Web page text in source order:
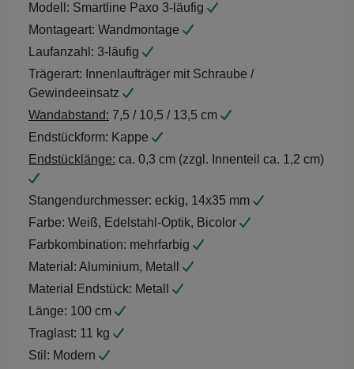
Modell: Smartline Paxo 3-läufig
Montageart: Wandmontage
Laufanzahl: 3-läufig
Trägerart: Innenlaufträger mit Schraube /
Gewindeeinsatz
Wandabstand: 7,5 / 10,5 / 13,5 cm
Endstückform: Kappe
Endstücklänge: ca. 0,3 cm (zzgl. Innenteil ca. 1,2 cm)
Stangendurchmesser: eckig, 14x35 mm
Farbe: Weiß, Edelstahl-Optik, Bicolor
Farbkombination: mehrfarbig
Material: Aluminium, Metall
Material Endstück: Metall
Länge: 100 cm
Traglast: 11 kg
Stil: Modern